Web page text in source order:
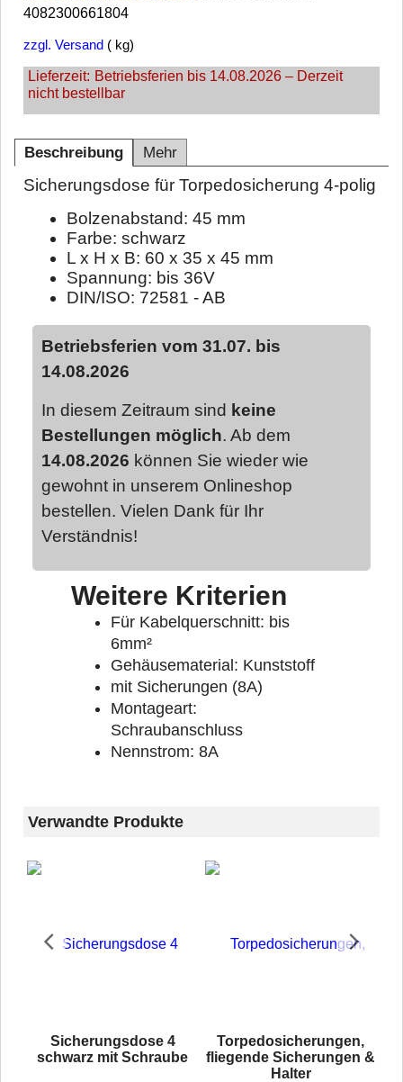
4082300661804
zzgl. Versand kg
Lieferzeit: Betriebsferien bis 14.08.2026 – Derzeit
nicht bestellbar
Beschreibung Mehr
Sicherungsdose für Torpedosicherung 4-polig
Bolzenabstand: 45 mm
Farbe: schwarz
L x H x B: 60 x 35 x 45 mm
Spannung: bis 36V
DIN/ISO: 72581 - AB
Betriebsferien vom 31.07. bis
14.08.2026
In diesem Zeitraum sind keine
Bestellungen möglich. Ab dem
14.08.2026 können Sie wieder wie
gewohnt in unserem Onlineshop
bestellen. Vielen Dank für Ihr
Verständnis!
Weitere Kriterien
Für Kabelquerschnitt: bis
6mm²
Gehäusematerial: Kunststoff
mit Sicherungen (8A)
Montageart:
Schraubanschluss
Nennstrom: 8A
Verwandte Produkte
Sicherungsdose 4
schwarz mit Schraube
Torpedosicherungen,
fliegende Sicherungen &
Halter